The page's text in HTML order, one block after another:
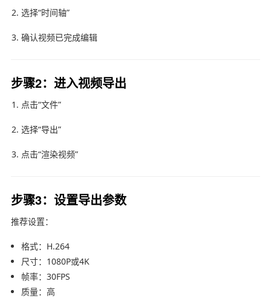
选择“时间轴”
确认视频已完成编辑
步骤2：进入视频导出
点击“文件”
选择“导出”
点击“渲染视频”
步骤3：设置导出参数
推荐设置：
格式：H.264
尺寸：1080P或4K
帧率：30FPS
质量：高